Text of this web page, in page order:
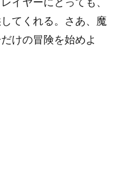
てくれる。さあ、魔
けの冒険を始めよ